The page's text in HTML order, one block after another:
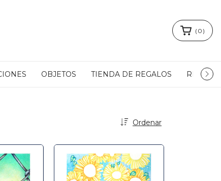
( 0 )
OBJETOS TIENDA DE REGALOS READY
Ordenar